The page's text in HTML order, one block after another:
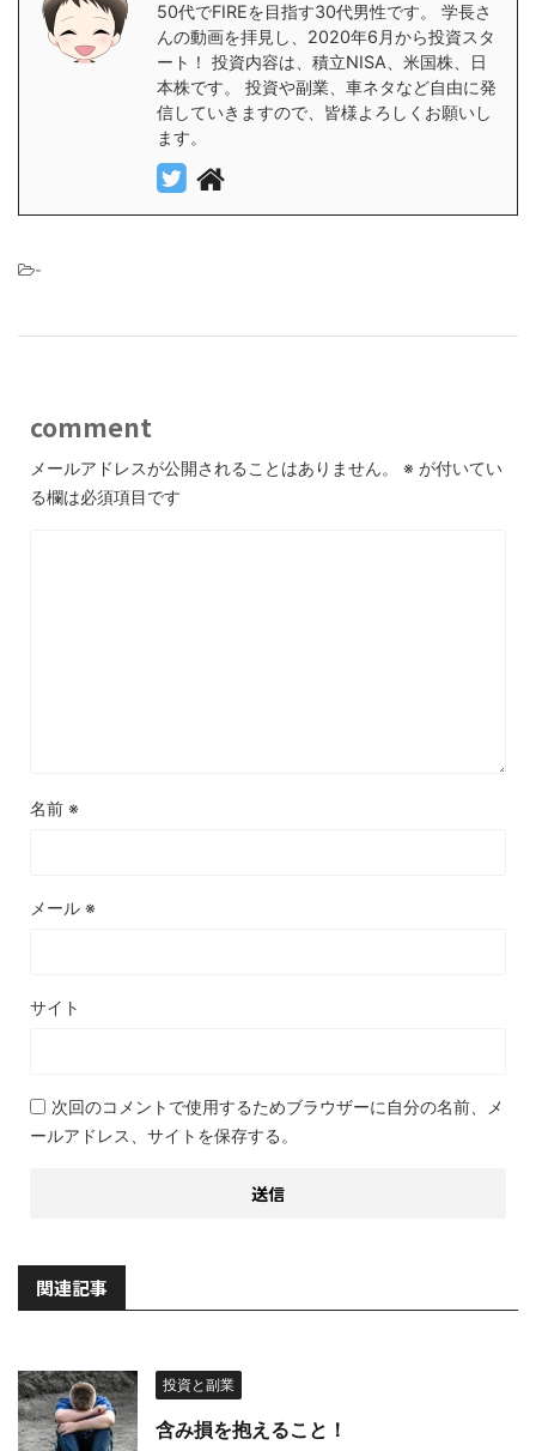
50代でFIREを目指す30代男性です。 学長さ
んの動画を拝見し、2020年6月から投資スタ
ート！ 投資内容は、積立NISA、米国株、日
本株です。 投資や副業、車ネタなど自由に発
信していきますので、皆様よろしくお願いし
ます。
-
comment
メールアドレスが公開されることはありません。 ※ が付いてい
る欄は必須項目です
名前 ※
メール ※
サイト
次回のコメントで使用するためブラウザーに自分の名前、メ
ールアドレス、サイトを保存する。
関連記事
投資と副業
含み損を抱えること！